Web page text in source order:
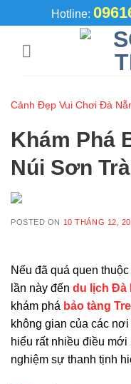
to
content
Hotline:
Cảnh Đẹp Vui Chơi Đà
Khám Phá
Núi Sơn
POSTED ON 10 THÁNG 12,
Nếu đã quá quen
lần này đến du lịch Đà
khám phá bảo tàng Tre
không gian của các
hiểu rất nhiều điều
nghiệm sự thanh tịnh